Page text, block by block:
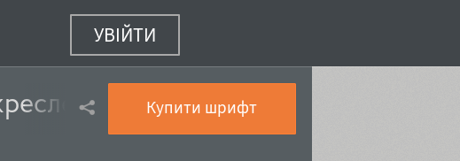
УВІЙТИ
Купити шрифт